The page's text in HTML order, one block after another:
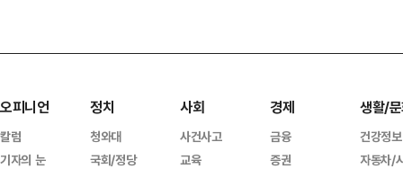
오피니언
칼럼
기자의 눈
정치
청와대
국회/정당
사회
사건사고
교육
경제
금융
증권
생활/
건강정보
자동차/